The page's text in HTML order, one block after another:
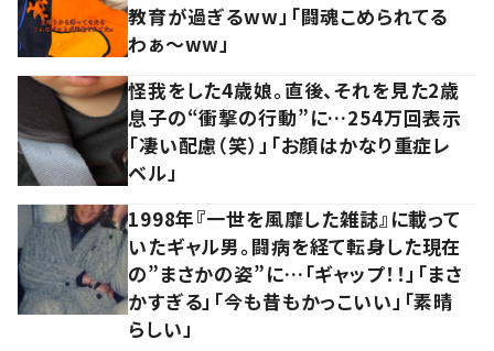
教育が過ぎるww」「闘魂こめられてる
わぁ～ww」
怪我をした4歳娘。直後、それを見た2歳
息子の“衝撃の行動”に…254万回表示
「凄い配慮（笑）」「お顔はかなり重症レ
ベル」
1998年『一世を風靡した雑誌』に載って
いたギャル男。闘病を経て転身した現在
の”まさかの姿”に…「ギャップ！！」「まさ
かすぎる」「今も昔もかっこいい」「素晴
らしい」